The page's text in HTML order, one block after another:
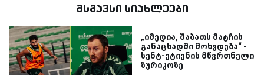
მსგავსი სიახლეები
„იმედია, შაბათს მატჩის
განაცხადში მოხვდება“ -
სენტ-ეტიენის მწვრთნელი
ზურიკოზე